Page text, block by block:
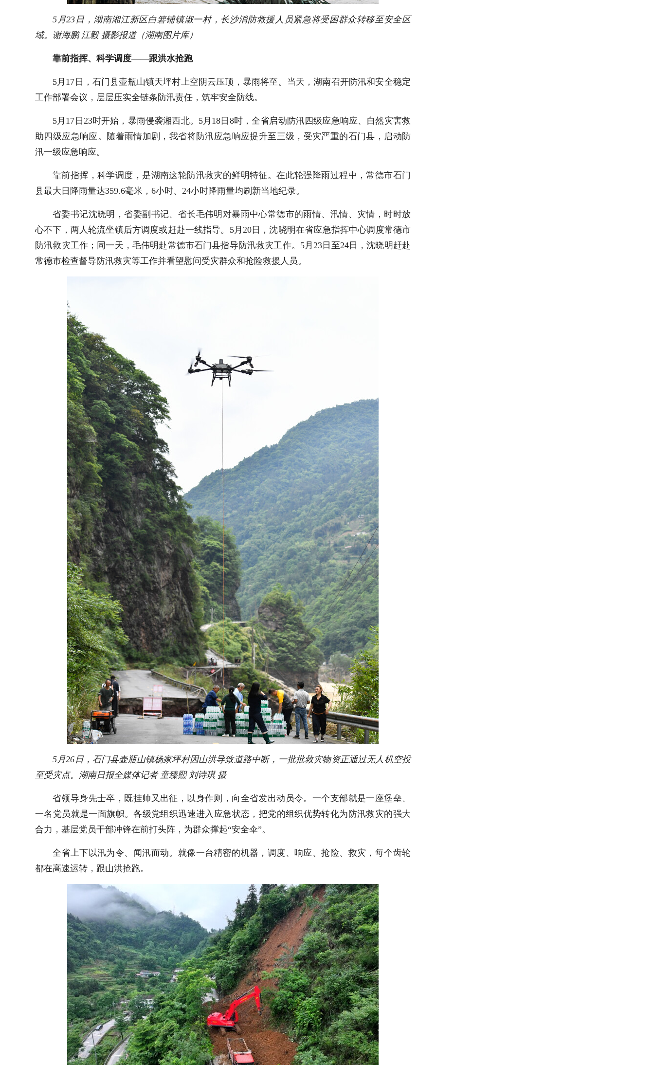
5月23日，湖南湘江新区白箬铺镇淑一村，长沙消防救援人员紧急将受困群众转移至安全区
域。谢海鹏 江毅 摄影报道（湖南图片库）
靠前指挥、科学调度——跟洪水抢跑
5月17日，石门县壶瓶山镇天坪村上空阴云压顶，暴雨将至。当天，湖南召开防汛和安全稳定
工作部署会议，层层压实全链条防汛责任，筑牢安全防线。
5月17日23时开始，暴雨侵袭湘西北。5月18日8时，全省启动防汛四级应急响应、自然灾害救
助四级应急响应。随着雨情加剧，我省将防汛应急响应提升至三级，受灾严重的石门县，启动防
汛一级应急响应。
靠前指挥，科学调度，是湖南这轮防汛救灾的鲜明特征。在此轮强降雨过程中，常德市石门
县最大日降雨量达359.6毫米，6小时、24小时降雨量均刷新当地纪录。
省委书记沈晓明，省委副书记、省长毛伟明对暴雨中心常德市的雨情、汛情、灾情，时时放
心不下，两人轮流坐镇后方调度或赶赴一线指导。5月20日，沈晓明在省应急指挥中心调度常德市
防汛救灾工作；同一天，毛伟明赴常德市石门县指导防汛救灾工作。5月23日至24日，沈晓明赶赴
常德市检查督导防汛救灾等工作并看望慰问受灾群众和抢险救援人员。
5月26日，石门县壶瓶山镇杨家坪村因山洪导致道路中断，一批批救灾物资正通过无人机空投
至受灾点。湖南日报全媒体记者 童臻熙 刘诗琪 摄
省领导身先士卒，既挂帅又出征，以身作则，向全省发出动员令。一个支部就是一座堡垒、
一名党员就是一面旗帜。各级党组织迅速进入应急状态，把党的组织优势转化为防汛救灾的强大
合力，基层党员干部冲锋在前打头阵，为群众撑起“安全伞”。
全省上下以汛为令、闻汛而动。就像一台精密的机器，调度、响应、抢险、救灾，每个齿轮
都在高速运转，跟山洪抢跑。